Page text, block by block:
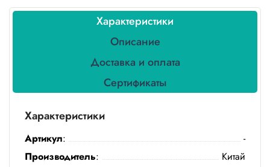
упаковка
Скатерти
коврики
Характеристики
Описание
Доставка и оплата
Сертификаты
Характеристики
Артикул:
-
Производитель:
Китай